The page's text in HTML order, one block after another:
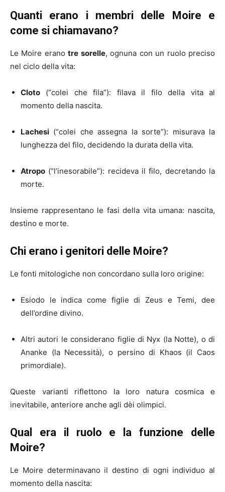
Quanti erano i membri delle Moire e
come si chiamavano?
Le Moire eranotre sorelle, ognuna con un ruolo preciso
nel ciclo della vita:
Cloto (“colei che fila”): filava il filo della vita al
momento della nascita.
Lachesi (“colei che assegna la sorte”): misurava la
lunghezza del filo, decidendo la durata della vita.
Atropo (“l’inesorabile”): recideva il filo, decretando la
morte.
Insieme rappresentano le fasi della vita umana: nascita,
destino e morte.
Chi erano i genitori delle Moire?
Le fonti mitologiche non concordano sulla loro origine:
Esiodo le indica come figlie di Zeus e Temi, dee
dell’ordine divino.
Altri autori le considerano figlie di Nyx (la Notte), o di
Ananke (la Necessità), o persino di Khaos (il Caos
primordiale).
Queste varianti riflettono la loro natura cosmica e
inevitabile, anteriore anche agli dèi olimpici.
Qual era il ruolo e la funzione delle
Moire?
Le Moire determinavano il destino di ogni individuo al
momento della nascita: